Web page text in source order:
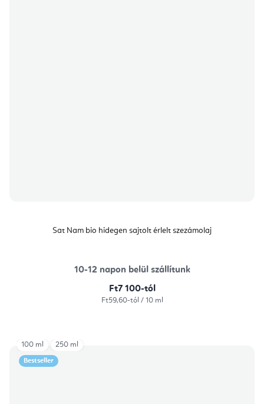
Sat Nam bio hidegen sajtolt érlelt szezámolaj
10-12 napon belül szállítunk
Ft7 100-tól
Egységár:
Ft59,60-tól / 10 ml
Bestseller
100 ml 250 ml